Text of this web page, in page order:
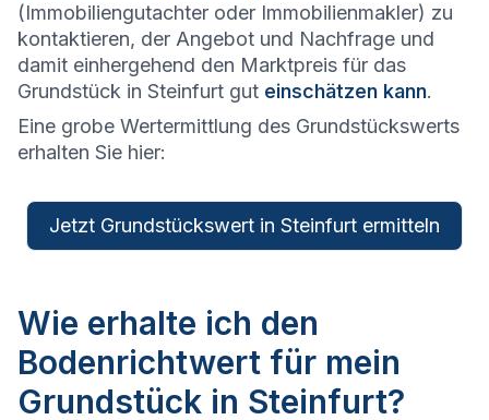
(Immobiliengutachter oder Immobilienmakler) zu
kontaktieren, der Angebot und Nachfrage und
damit einhergehend den Marktpreis für das
Grundstück in Steinfurt gut einschätzen kann.
Eine grobe Wertermittlung des Grundstückswerts
erhalten Sie hier:
Jetzt Grundstückswert in Steinfurt ermitteln
Wie erhalte ich den
Bodenrichtwert für mein
Grundstück in Steinfurt?